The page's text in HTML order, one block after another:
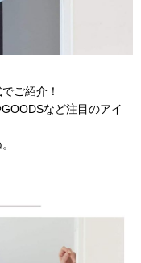
ご紹介！
など注目のアイ